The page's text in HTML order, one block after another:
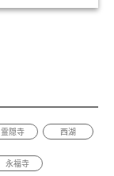
霊隠寺 西湖
永福寺